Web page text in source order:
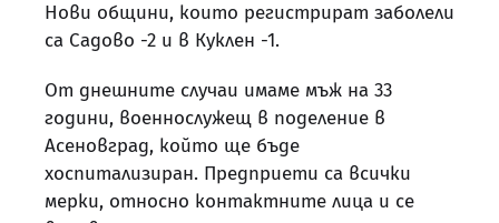
Нови общини, които регистрират заболели
са Садово -2 и в Куклен -1.
От днешните случаи имаме мъж на 33
години, военнослужещ в поделение в
Асеновград, който ще бъде
хоспитализиран. Предприети са всички
мерки, относно контактните лица и се